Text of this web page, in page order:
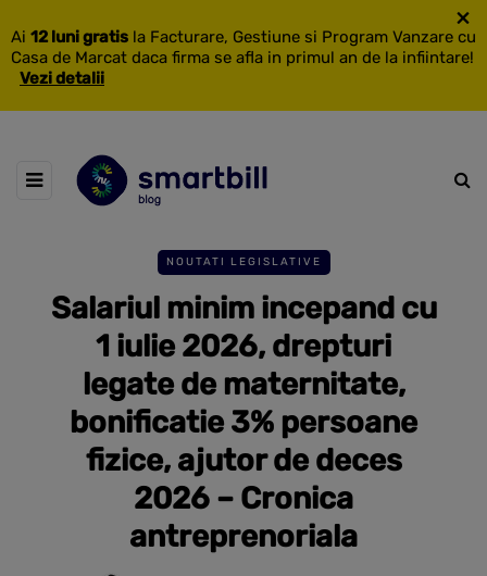
Ai 12 luni gratis la Facturare, Gestiune si Program Vanzare cu
Casa de Marcat daca firma se afla in primul an de la infiintare!
Vezi detalii
×
NOUTATI LEGISLATIVE
Salariul minim incepand cu
1 iulie 2026, drepturi
legate de maternitate,
bonificatie 3% persoane
fizice, ajutor de deces
2026 – Cronica
antreprenoriala